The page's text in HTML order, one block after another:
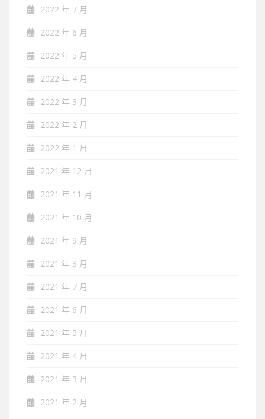
2022 年 7 月
2022 年 6 月
2022 年 5 月
2022 年 4 月
2022 年 3 月
2022 年 2 月
2022 年 1 月
2021 年 12 月
2021 年 11 月
2021 年 10 月
2021 年 9 月
2021 年 8 月
2021 年 7 月
2021 年 6 月
2021 年 5 月
2021 年 4 月
2021 年 3 月
2021 年 2 月